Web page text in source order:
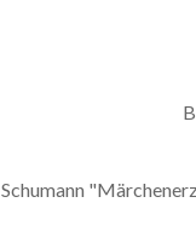
Schumann